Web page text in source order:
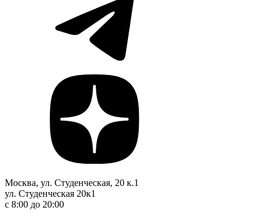
Москва, ул. Студенческая, 20 к.1
ул. Студенческая 20к1
c 8:00 до 20:00